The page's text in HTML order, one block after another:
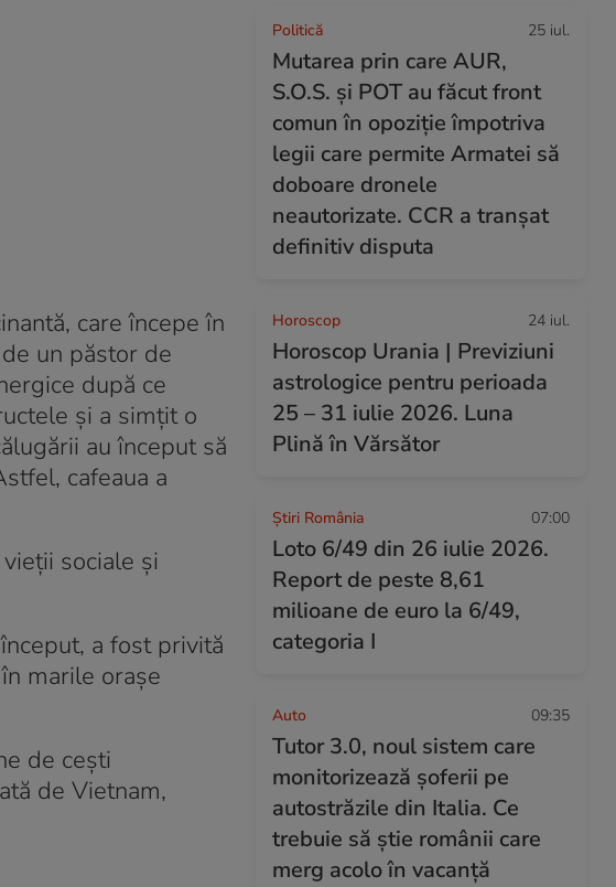
care începe în
un păstor de
după ce
și a simțit o
au început să
cafeaua a
sociale și
a fost privită
marile orașe
de cești
de Vietnam,
Politică 25 iul.
Mutarea prin care AUR,
S.O.S. și POT au făcut front
comun în opoziție împotriva
legii care permite Armatei să
doboare dronele
neautorizate. CCR a tranșat
definitiv disputa
Horoscop 24 iul.
Horoscop Urania | Previziuni
astrologice pentru perioada
25 – 31 iulie 2026. Luna
Plină în Vărsător
Știri România 07:00
Loto 6/49 din 26 iulie 2026.
Report de peste 8,61
milioane de euro la 6/49,
categoria I
Auto 09:35
Tutor 3.0, noul sistem care
monitorizează șoferii pe
autostrăzile din Italia. Ce
trebuie să știe românii care
merg acolo în vacanță